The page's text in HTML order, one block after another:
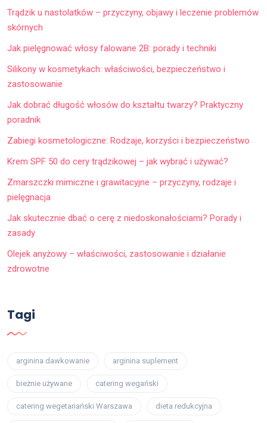
Trądzik u nastolatków – przyczyny, objawy i leczenie problemów
skórnych
Jak pielęgnować włosy falowane 2B: porady i techniki
Silikony w kosmetykach: właściwości, bezpieczeństwo i
zastosowanie
Jak dobrać długość włosów do kształtu twarzy? Praktyczny
poradnik
Zabiegi kosmetologiczne: Rodzaje, korzyści i bezpieczeństwo
Krem SPF 50 do cery trądzikowej – jak wybrać i używać?
Zmarszczki mimiczne i grawitacyjne – przyczyny, rodzaje i
pielęgnacja
Jak skutecznie dbać o cerę z niedoskonałościami? Porady i
zasady
Olejek anyżowy – właściwości, zastosowanie i działanie
zdrowotne
Tagi
arginina dawkowanie arginina suplement
bieżnie używane catering wegański
catering wegetariański Warszawa dieta redukcyjna